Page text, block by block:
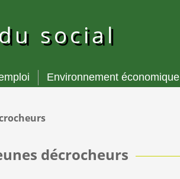
social
Environnement économique
décrocheurs